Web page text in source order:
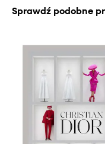
Sprawdź podobne